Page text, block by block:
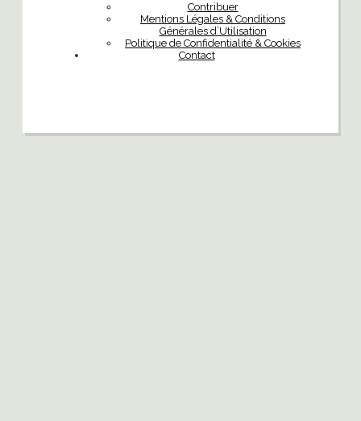
Contribuer
Mentions Légales & Conditions
Générales d’Utilisation
Politique de Confidentialité & Cookies
Contact